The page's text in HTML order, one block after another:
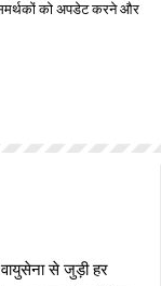
समर्थकों को अपडेट करने और
से जुड़ी हर